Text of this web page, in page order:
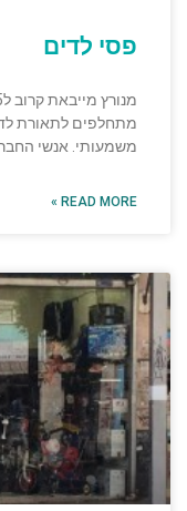
פסי לדים
מתחלפים לתאורת
משמעותי. אנשי
READ MORE »